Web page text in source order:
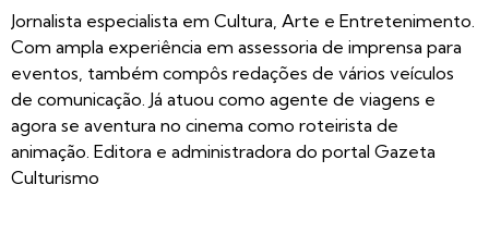
Jornalista especialista em Cultura, Arte e Entretenimento.
Com ampla experiência em assessoria de imprensa para
eventos, também compôs redações de vários veículos
de comunicação. Já atuou como agente de viagens e
agora se aventura no cinema como roteirista de
animação. Editora e administradora do portal Gazeta
Culturismo